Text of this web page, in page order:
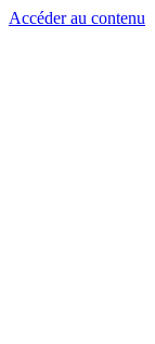
Accéder au contenu